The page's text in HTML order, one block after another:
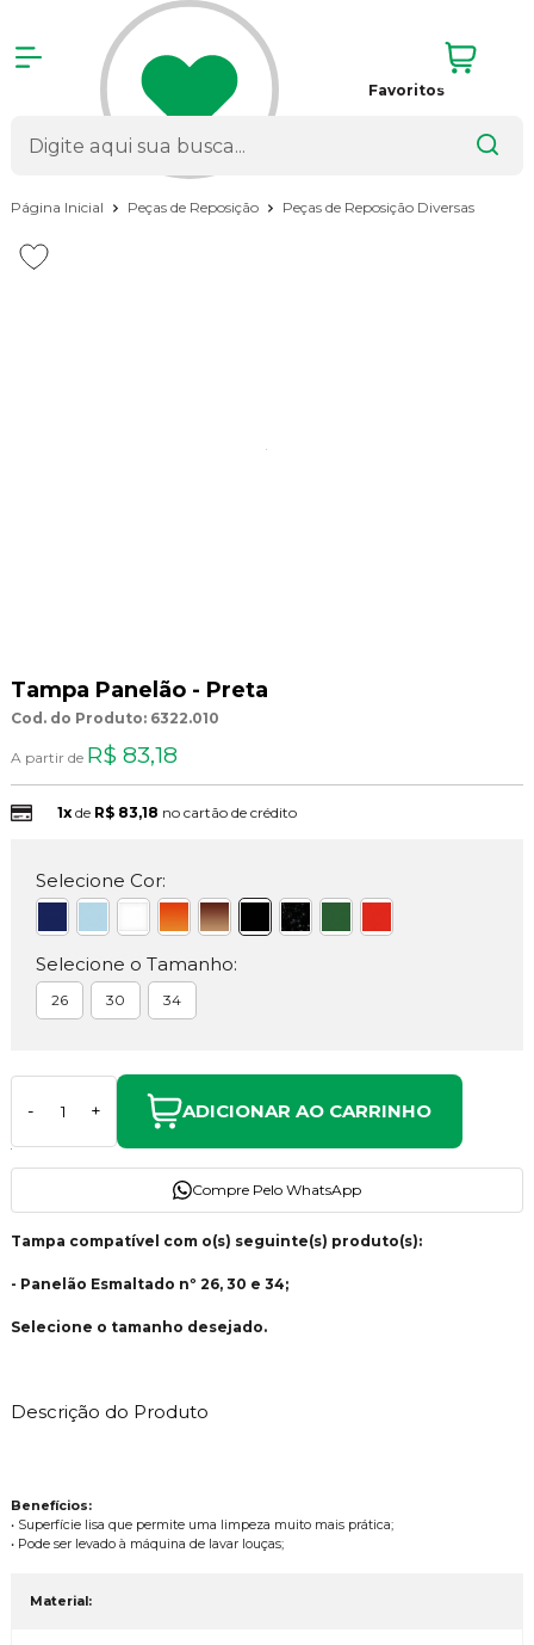
Favoritos
Página Inicial Peças de Reposição Peças de Reposição Diversas
Tampa Panelão - Preta
Cod. do Produto: 6322.010
A partir de R$ 83,18
1xde R$ 83,18 no cartão de crédito
Selecione Cor:
Selecione o Tamanho:
26 30 34
- + ADICIONAR AO CARRINHO
Compre Pelo WhatsApp
Tampa compatível com o(s) seguinte(s) produto(s):
- Panelão Esmaltado nº 26, 30 e 34;
Selecione o tamanho desejado.
Descrição do Produto
Benefícios:
• Superfície lisa que permite uma limpeza muito mais prática;
• Pode ser levado à máquina de lavar louças;
Material: